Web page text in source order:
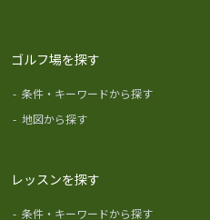
ゴルフ場を探す
- 条件・キーワードから探す
- 地図から探す
レッスンを探す
- 条件・キーワードから探す